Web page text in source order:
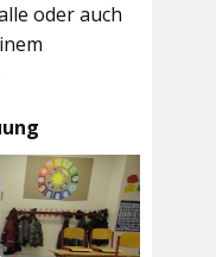
oder auch